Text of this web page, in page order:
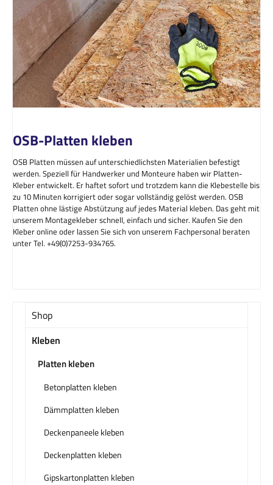
OSB-Platten kleben
OSB Platten müssen auf unterschiedlichsten Materialien befestigt
werden. Speziell für Handwerker und Monteure haben wir Platten-
Kleber entwickelt. Er haftet sofort und trotzdem kann die Klebestelle bis
zu 10 Minuten korrigiert oder sogar vollständig gelöst werden. OSB
Platten ohne lästige Abstützung auf jedes Material kleben. Das geht mit
unserem Montagekleber schnell, einfach und sicher. Kaufen Sie den
Kleber online oder lassen Sie sich von unserem Fachpersonal beraten
unter Tel. +49(0)7253-934765.
Shop
Kleben
Platten kleben
Betonplatten kleben
Dämmplatten kleben
Deckenpaneele kleben
Deckenplatten kleben
Gipskartonplatten kleben